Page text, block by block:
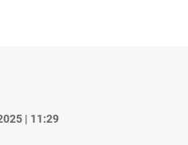
| 11:29